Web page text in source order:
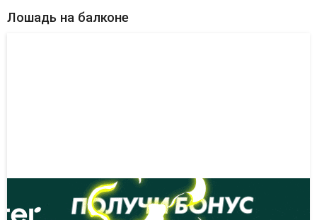
Лошадь на балконе